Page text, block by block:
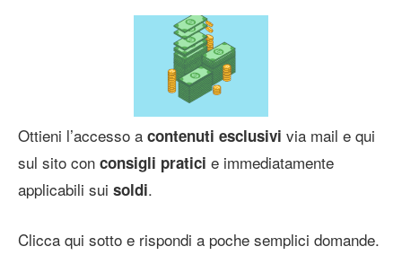
Ottieni l’accesso a contenuti esclusivi via mail e qui
sul sito con consigli pratici e immediatamente
applicabili sui soldi.
Clicca qui sotto e rispondi a poche semplici domande.